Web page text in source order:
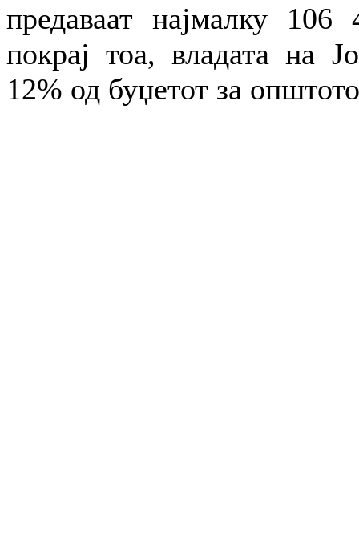
предаваат најмалку
покрај тоа, владата на
12% од буџетот за